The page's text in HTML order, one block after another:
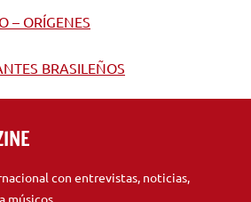
– ORÍGENES
BRASILEÑOS
con entrevistas, noticias,
músicos